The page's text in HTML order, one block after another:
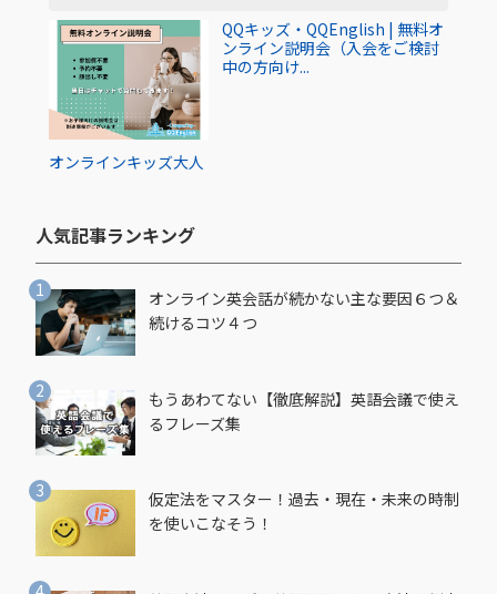
オンラインキッズ大人
QQキッズ・QQEnglish | 無料オ
ンライン説明会（入会をご検討
中の方向け...
人気記事ランキング​
オンライン英会話が続かない主な要因６つ＆
続けるコツ４つ
もうあわてない【徹底解説】英語会議で使え
るフレーズ集
仮定法をマスター！過去・現在・未来の時制
を使いこなそう！